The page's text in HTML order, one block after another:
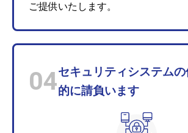
ご提供いたします。
04セキュリティシステム
的に請負います